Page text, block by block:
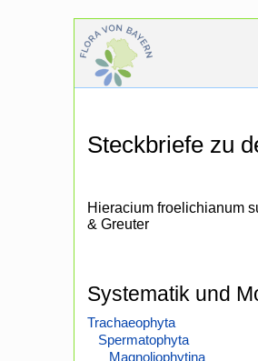
Steckbriefe zu
Hieracium froelichianum
& Greuter
Systematik und
Trachaeophyta
Spermatophyta
Magnoliophytina